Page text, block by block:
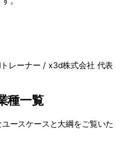
レーナー / x3d株式会社 代表
種一覧
ースケースと大綱をご覧いた